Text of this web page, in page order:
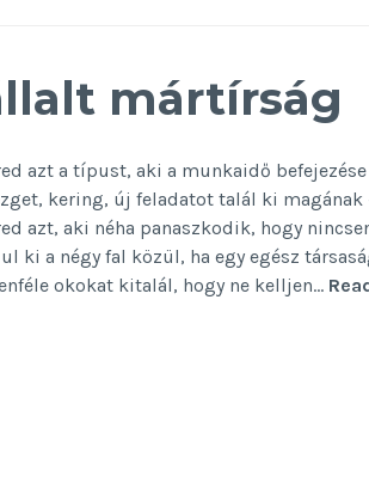
mártírság
azt a típust, aki a munkaidő
kering, új feladatot talál ki magának
azt, aki néha panaszkodik, hogy
ki a négy fal közül, ha egy egész
okokat kitalál, hogy ne kelljen…